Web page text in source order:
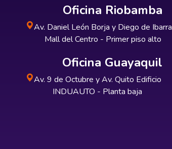
Oficina Riobamba
Av. Daniel León Borja y Diego de Ibarra
Mall del Centro - Primer piso alto
Oficina Guayaquil
Av. 9 de Octubre y Av. Quito Edificio
INDUAUTO - Planta baja